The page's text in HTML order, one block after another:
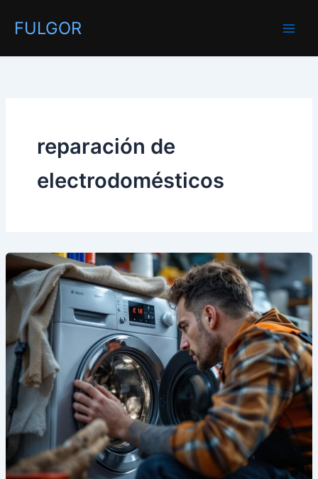
FULGOR
reparación de
electrodomésticos